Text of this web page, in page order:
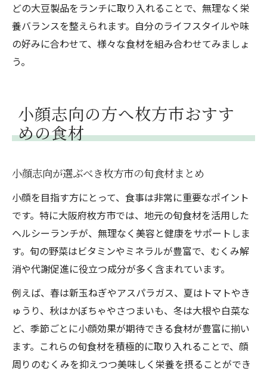
どの大豆製品をランチに取り入れることで、無理なく栄
養バランスを整えられます。自分のライフスタイルや味
の好みに合わせて、様々な食材を組み合わせてみましょ
う。
小顔志向の方へ枚方市おすす
めの食材
小顔志向が選ぶべき枚方市の旬食材まとめ
小顔を目指す方にとって、食事は非常に重要なポイント
です。特に大阪府枚方市では、地元の旬食材を活用した
ヘルシーランチが、無理なく美容と健康をサポートしま
す。旬の野菜はビタミンやミネラルが豊富で、むくみ解
消や代謝促進に役立つ成分が多く含まれています。
例えば、春は新玉ねぎやアスパラガス、夏はトマトやき
ゅうり、秋はかぼちゃやさつまいも、冬は大根や白菜な
ど、季節ごとに小顔効果が期待できる食材が豊富に揃い
ます。これらの旬食材を積極的に取り入れることで、顔
周りのむくみを抑えつつ美味しく栄養を摂ることができ